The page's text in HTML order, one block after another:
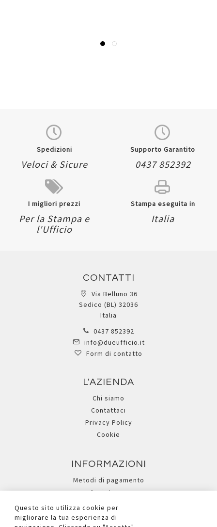
Spedizioni
Veloci & Sicure
Supporto Garantito
0437 852392
I migliori prezzi
Per la Stampa e
l'Ufficio
Stampa eseguita in
Italia
CONTATTI
Via Belluno 36
Sedico (BL) 32036
Italia
0437 852392
info@dueufficio.it
Form di contatto
L'AZIENDA
Chi siamo
Contattaci
Privacy Policy
Cookie
INFORMAZIONI
Metodi di pagamento
Assistenza
Ricerca avanzata
Questo sito utilizza cookie per
migliorare la tua esperienza di